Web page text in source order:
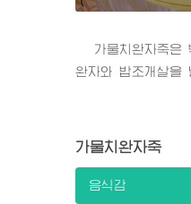
가물치완자죽은
완자와 밥조개살을
가물치완자죽
음식감